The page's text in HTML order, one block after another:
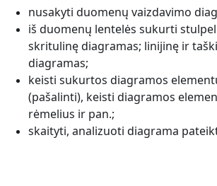
nusakyti duomenų vaizdavimo
iš duomenų lentelės sukurti
skritulinę diagramas; linijinę ir
diagramas;
keisti sukurtos diagramos
(pašalinti), keisti diagramos
rėmelius ir pan.;
skaityti, analizuoti diagrama